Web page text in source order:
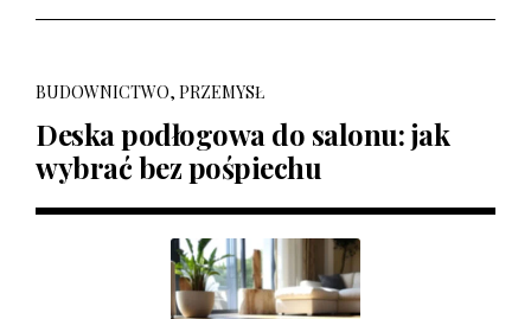
BUDOWNICTWO, PRZEMYSŁ
Deska podłogowa do salonu: jak
wybrać bez pośpiechu